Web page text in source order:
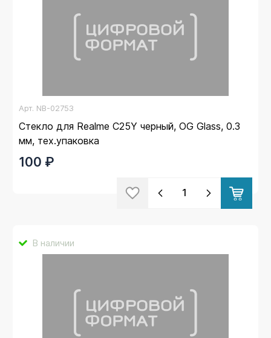
Арт. NB-02753
Стекло для Realme C25Y черный, OG Glass, 0.3
мм, тех.упаковка
100 ₽
В наличии